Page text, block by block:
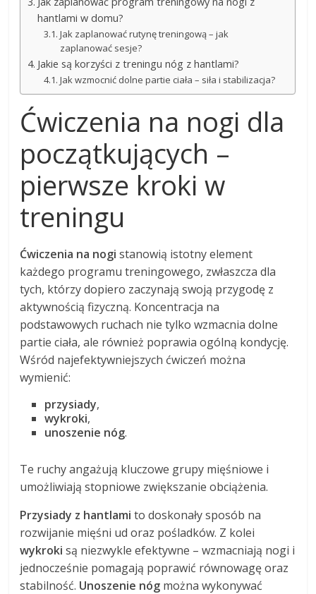
hantlami w domu?
Jak zaplanować rutynę treningową – jak
zaplanować sesje?
Jakie są korzyści z treningu nóg z hantlami?
Jak wzmocnić dolne partie ciała – siła i stabilizacja?
Ćwiczenia na nogi dla
początkujących –
pierwsze kroki w
treningu
Ćwiczenia na nogi stanowią istotny element
każdego programu treningowego, zwłaszcza dla
tych, którzy dopiero zaczynają swoją przygodę z
aktywnością fizyczną. Koncentracja na
podstawowych ruchach nie tylko wzmacnia dolne
partie ciała, ale również poprawia ogólną kondycję.
Wśród najefektywniejszych ćwiczeń można
wymienić:
przysiady,
wykroki,
unoszenie nóg.
Te ruchy angażują kluczowe grupy mięśniowe i
umożliwiają stopniowe zwiększanie obciążenia.
Przysiady z hantlami to doskonały sposób na
rozwijanie mięśni ud oraz pośladków. Z kolei
wykroki są niezwykle efektywne – wzmacniają nogi i
jednocześnie pomagają poprawić równowagę oraz
stabilność. Unoszenie nóg można wykonywać